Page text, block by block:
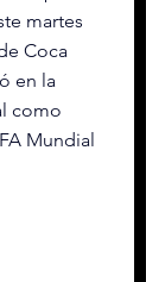
martes
Coca
en la
como
Mundial